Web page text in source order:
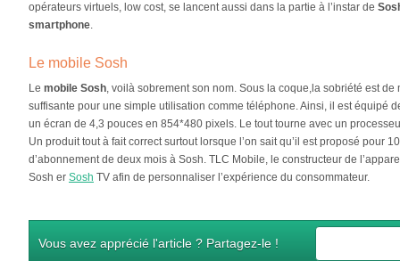
opérateurs virtuels, low cost, se lancent aussi dans la partie à l’instar de
smartphone.
Le mobile Sosh
Le mobile Sosh, voilà sobrement son nom. Sous la coque,la sobriété est
suffisante pour une simple utilisation comme téléphone. Ainsi, il est équipé
un écran de 4,3 pouces en 854*480 pixels. Le tout tourne avec un
Un produit tout à fait correct surtout lorsque l’on sait qu’il est proposé pour
d’abonnement de deux mois à Sosh. TLC Mobile, le constructeur de
Sosh er Sosh TV afin de personnaliser l’expérience du consommateur.
Vous avez apprécié l'article ? Partagez-le !